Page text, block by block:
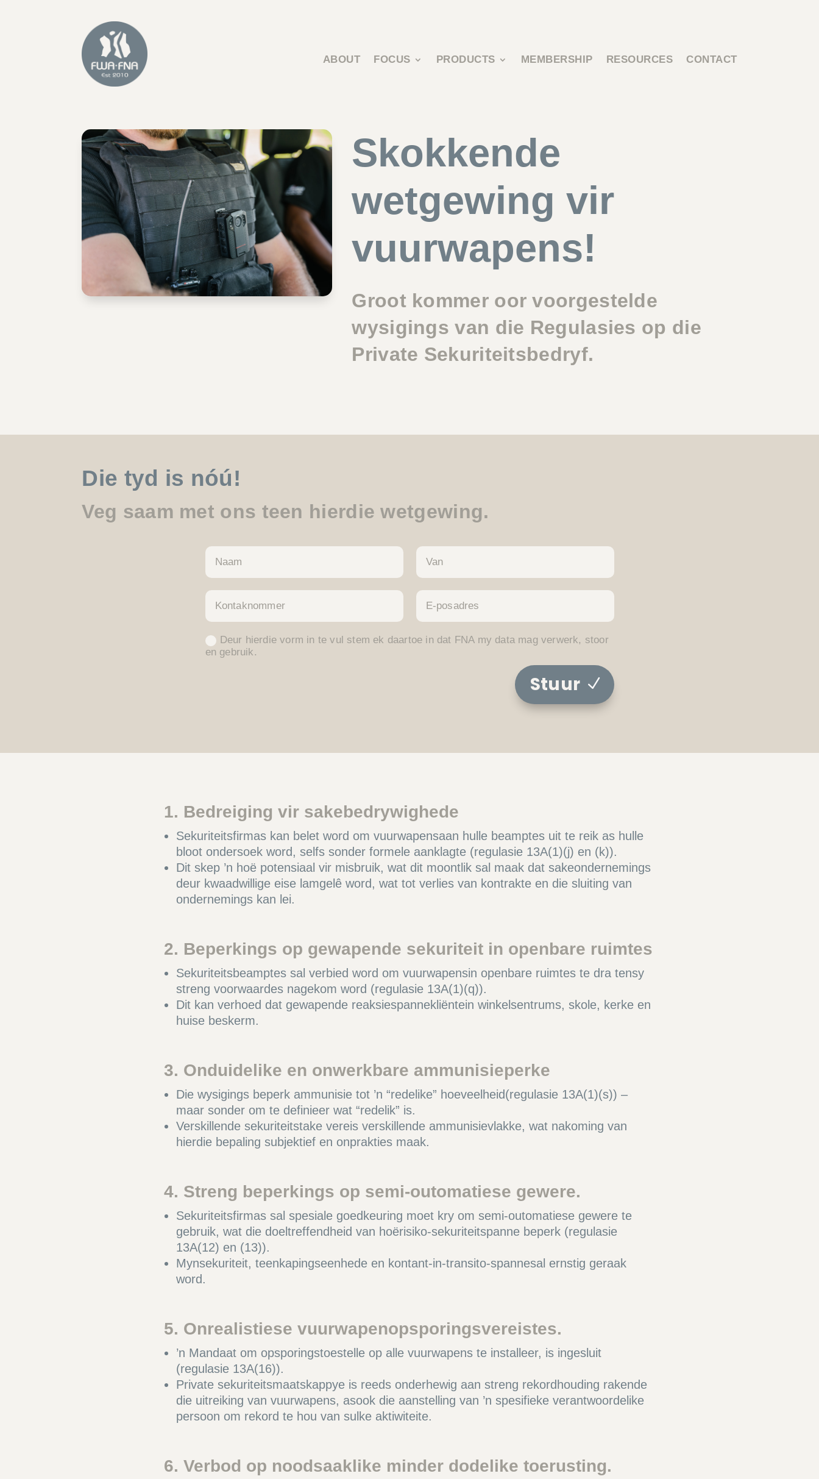
ABOUT FOCUS PRODUCTS MEMBERSHIP RESOURCES CONTACT
Skokkende
wetgewing vir
vuurwapens!
Groot kommer oor voorgestelde
wysigings van die Regulasies op die
Private Sekuriteitsbedryf.
Die tyd is nóú!
Veg saam met ons teen hierdie wetgewing.
Deur hierdie vorm in te vul stem ek daartoe in dat FNA my data mag verwerk, stoor
en gebruik.
Stuur
1. Bedreiging vir sakebedrywighede
Sekuriteitsfirmas kan belet word om vuurwapensaan hulle beamptes uit te reik as hulle
bloot ondersoek word, selfs sonder formele aanklagte (regulasie 13A(1)(j) en (k)).
Dit skep ’n hoë potensiaal vir misbruik, wat dit moontlik sal maak dat sakeondernemings
deur kwaadwillige eise lamgelê word, wat tot verlies van kontrakte en die sluiting van
ondernemings kan lei.
2. Beperkings op gewapende sekuriteit in openbare ruimtes
Sekuriteitsbeamptes sal verbied word om vuurwapensin openbare ruimtes te dra tensy
streng voorwaardes nagekom word (regulasie 13A(1)(q)).
Dit kan verhoed dat gewapende reaksiespannekliëntein winkelsentrums, skole, kerke en
huise beskerm.
3. Onduidelike en onwerkbare ammunisieperke
Die wysigings beperk ammunisie tot ’n “redelike” hoeveelheid(regulasie 13A(1)(s)) –
maar sonder om te definieer wat “redelik” is.
Verskillende sekuriteitstake vereis verskillende ammunisievlakke, wat nakoming van
hierdie bepaling subjektief en onprakties maak.
4. Streng beperkings op semi-outomatiese gewere.
Sekuriteitsfirmas sal spesiale goedkeuring moet kry om semi-outomatiese gewere te
gebruik, wat die doeltreffendheid van hoërisiko-sekuriteitspanne beperk (regulasie
13A(12) en (13)).
Mynsekuriteit, teenkapingseenhede en kontant-in-transito-spannesal ernstig geraak
word.
5. Onrealistiese vuurwapenopsporingsvereistes.
’n Mandaat om opsporingstoestelle op alle vuurwapens te installeer, is ingesluit
(regulasie 13A(16)).
Private sekuriteitsmaatskappye is reeds onderhewig aan streng rekordhouding rakende
die uitreiking van vuurwapens, asook die aanstelling van ’n spesifieke verantwoordelike
persoon om rekord te hou van sulke aktiwiteite.
6. Verbod op noodsaaklike minder dodelike toerusting.